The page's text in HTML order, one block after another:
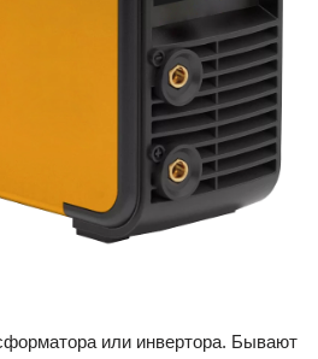
или инвертора. Бывают